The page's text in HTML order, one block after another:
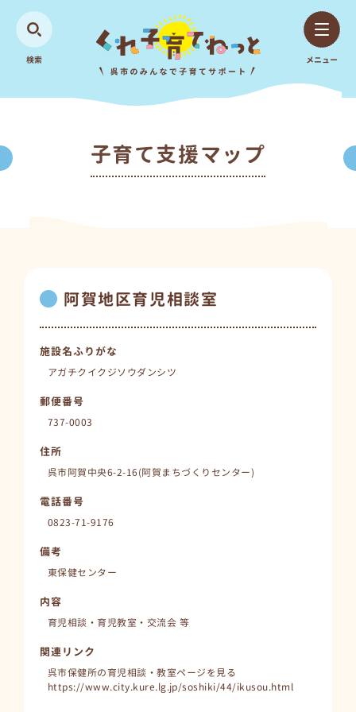
検索 メニュー
子育て支援マップ
阿賀地区育児相談室
施設名ふりがな
アガチクイクジソウダンシツ
郵便番号
737-0003
住所
呉市阿賀中央6-2-16(阿賀まちづくりセンター)
電話番号
0823-71-9176
備考
東保健センター
内容
育児相談・育児教室・交流会 等
関連リンク
呉市保健所の育児相談・教室ページを見る
https://www.city.kure.lg.jp/soshiki/44/ikusou.html